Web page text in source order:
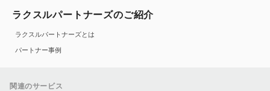
ラクスルパートナーズのご紹介
ラクスルパートナーズとは
パートナー事例
関連のサービス